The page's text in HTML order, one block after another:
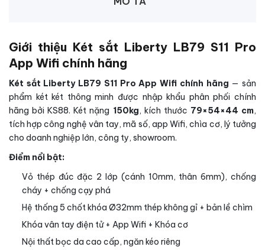
Giới thiệu Két sắt Liberty LB79 S11 Pro
App Wifi chính hãng
Két sắt Liberty LB79 S11 Pro App Wifi chính hãng — sản
phẩm két két thông minh được nhập khẩu phân phối chính
hãng bởi KS88. Két nặng 150kg, kích thước 79×54×44 cm,
tích hợp công nghệ vân tay, mã số, app Wifi, chìa cơ, lý tưởng
cho doanh nghiệp lớn, công ty, showroom.
Điểm nổi bật:
Vỏ thép đúc đặc 2 lớp (cánh 10mm, thân 6mm), chống
cháy + chống cạy phá
Hệ thống 5 chốt khóa Ø32mm thép không gỉ + bản lề chìm
Khóa vân tay điện tử + App Wifi + Khóa cơ
Nội thất bọc da cao cấp, ngăn kéo riêng